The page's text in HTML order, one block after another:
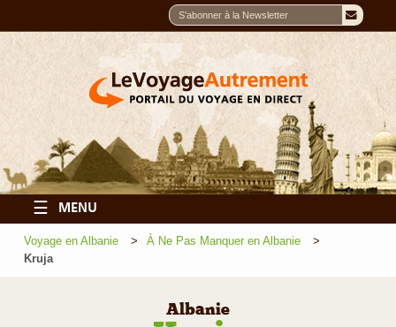
☰ MENU
Voyage en Albanie
À Ne Pas Manquer en Albanie
Kruja
Albanie